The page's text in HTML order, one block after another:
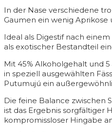
In der Nase verschiedene
Gaumen ein wenig Aprikose
Ideal als Digestif nach
als exotischer Bestandteil
Mit 45% Alkoholgehalt und
in speziell ausgewählten
Putumujú ein
Die feine Balance zwischen
ist das Ergebnis sorgfältiger
kompromissloser Hingabe